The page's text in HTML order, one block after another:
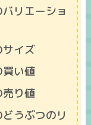
リエーショ
イズ
い値
り値
うぶつのリ